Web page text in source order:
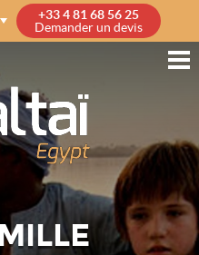
+33 4 81 68 56 25
Demander un devis